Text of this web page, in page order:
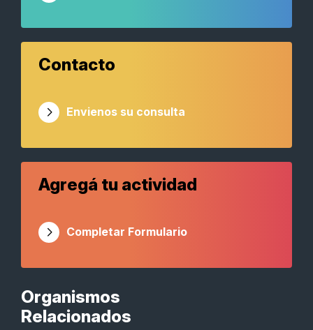
Organismos
Relacionados
Contacto
Envienos su consulta
Agregá tu actividad
Completar Formulario